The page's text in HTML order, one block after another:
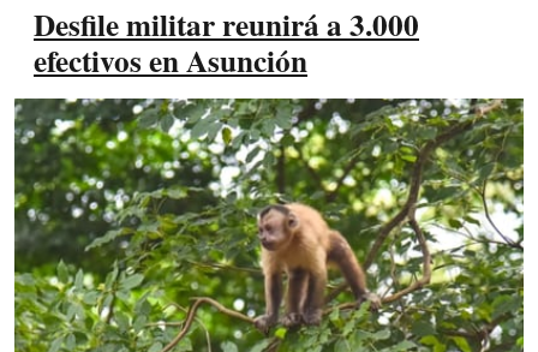
Desfile militar reunirá a 3.000
efectivos en Asunción